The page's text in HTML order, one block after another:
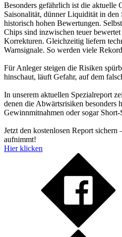
Besonders gefährlich ist die aktuelle
Saisonalität, dünner Liquidität in den
historisch hohen Bewertungen.
Chips sind inzwischen teuer
Korrekturen. Gleichzeitig liefern
Warnsignale. So werden viele
Für Anleger steigen die Risiken
hinschaut, läuft Gefahr, auf dem
In unserem aktuellen Spezialreport
denen die Abwärtsrisiken besonders
Gewinnmitnahmen oder sogar
Jetzt den kostenlosen Report
aufnimmt!
Hier klicken